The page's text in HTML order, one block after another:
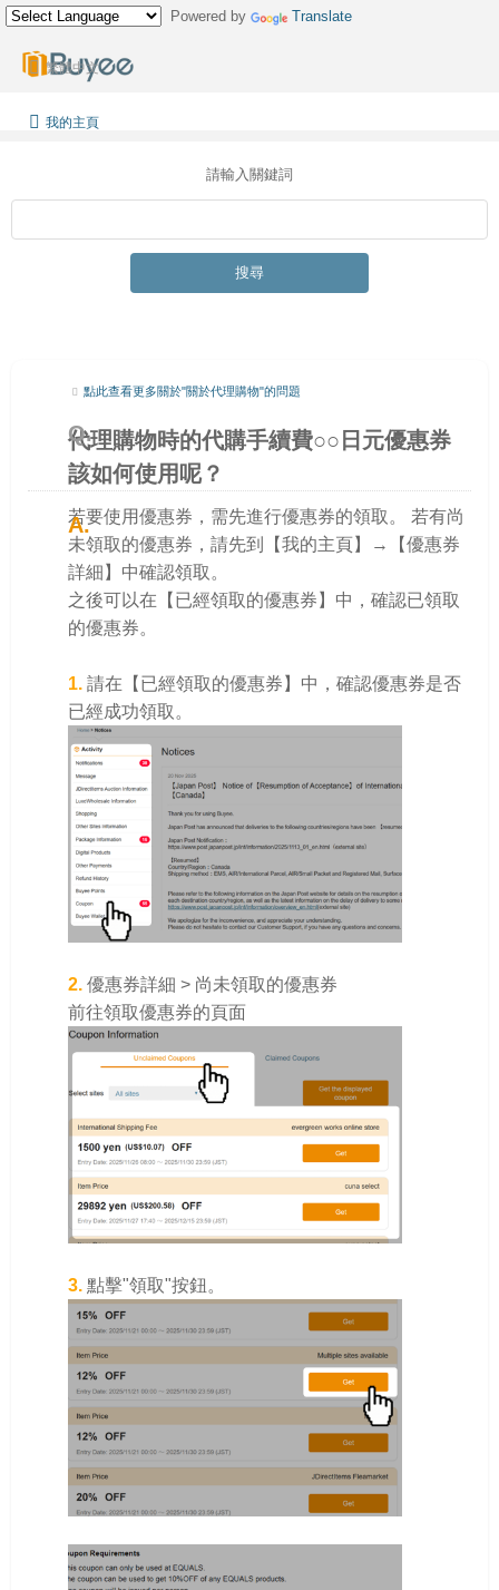
Powered by Translate
繁體中文
我的主頁
請輸入關鍵詞
搜尋
點此查看更多關於"關於代理購物"的問題
代理購物時的代購手續費○○日元優惠券
該如何使用呢？
若要使用優惠券，需先進行優惠券的領取。 若有尚
未領取的優惠券，請先到【我的主頁】→【優惠券
詳細】中確認領取。
之後可以在【已經領取的優惠券】中，確認已領取
的優惠券。
1. 請在【已經領取的優惠券】中，確認優惠券是否
已經成功領取。
2. 優惠券詳細 > 尚未領取的優惠券
前往領取優惠券的頁面
3. 點擊"領取"按鈕。